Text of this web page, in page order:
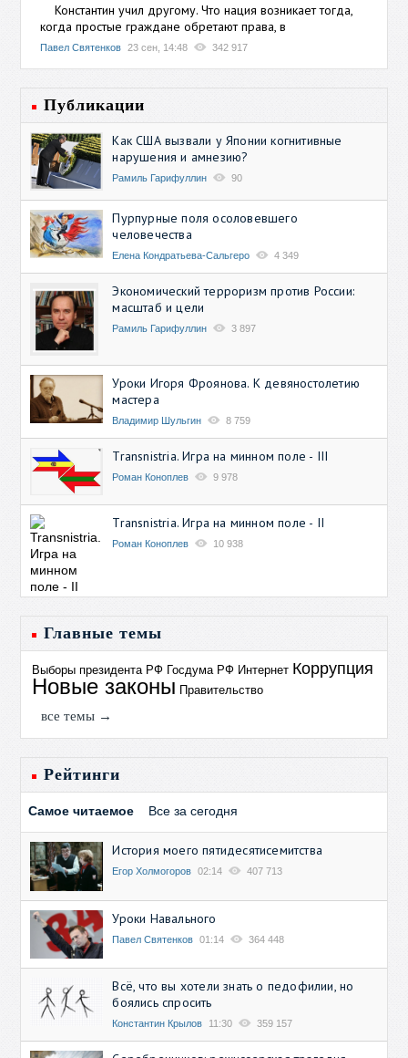
Константин учил другому. Что нация возникает тогда,
когда простые граждане обретают права, в
Павел Святенков 23 сен, 14:48 342 917
Публикации
Как США вызвали у Японии когнитивные
нарушения и амнезию?
Рамиль Гарифуллин 90
Пурпурные поля осоловевшего
человечества
Елена Кондратьева-Сальгеро 4 349
Экономический терроризм против России:
масштаб и цели
Рамиль Гарифуллин 3 897
Уроки Игоря Фроянова. К девяностолетию
мастера
Владимир Шульгин 8 759
Transnistria. Игра на минном поле - III
Роман Коноплев 9 978
Transnistria. Игра на минном поле - II
Роман Коноплев 10 938
Главные темы
Выборы президента РФ Госдума РФ Интернет Коррупция
Новые законы Правительство
все темы →
Рейтинги
Самое читаемое Все за сегодня
История моего пятидесятисемитства
Егор Холмогоров 02:14 407 713
Уроки Навального
Павел Святенков 01:14 364 448
Всё, что вы хотели знать о педофилии, но
боялись спросить
Константин Крылов 11:30 359 157